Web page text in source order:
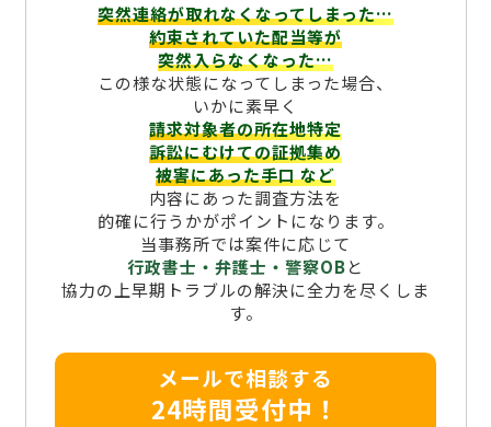
突然連絡が取れなくなってしまった…
約束されていた配当等が
突然入らなくなった…
この様な状態になってしまった場合、
いかに素早く
請求対象者の所在地特定
訴訟にむけての証拠集め
被害にあった手口など
内容にあった調査方法を
的確に行うかがポイントになります。
当事務所では案件に応じて
行政書士・弁護士・警察OBと
協力の上早期トラブルの解決に全力を尽くしま
す。
メールで相談する
24時間受付中！